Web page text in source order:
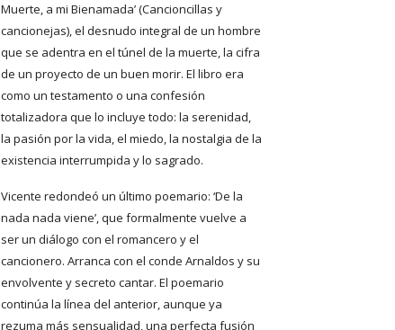
Muerte, a mi Bienamada’ (Cancioncillas y
cancionejas), el desnudo integral de un hombre
que se adentra en el túnel de la muerte, la cifra
de un proyecto de un buen morir. El libro era
como un testamento o una confesión
totalizadora que lo incluye todo: la serenidad,
la pasión por la vida, el miedo, la nostalgia de la
existencia interrumpida y lo sagrado.
Vicente redondeó un último poemario: ‘De la
nada nada viene’, que formalmente vuelve a
ser un diálogo con el romancero y el
cancionero. Arranca con el conde Arnaldos y su
envolvente y secreto cantar. El poemario
continúa la línea del anterior, aunque ya
rezuma más sensualidad, una perfecta fusión